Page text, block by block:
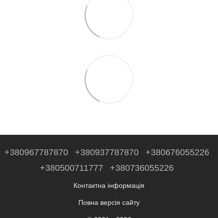
+380967787870 +380937787870
+380676055226
+380500711777
+380736055226
Контактна інформація
Повна версія сайту